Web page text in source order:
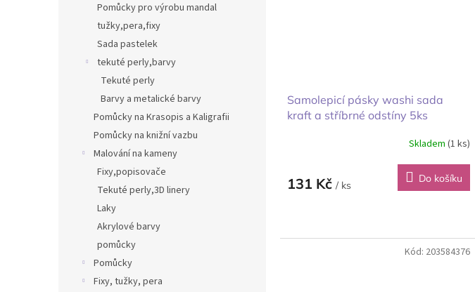
Pomůcky pro výrobu mandal
tužky,pera,fixy
Sada pastelek
tekuté perly,barvy
Tekuté perly
Barvy a metalické barvy
Pomůcky na Krasopis a Kaligrafii
Pomůcky na knižní vazbu
Malování na kameny
Fixy,popisovače
Tekuté perly,3D linery
Laky
Akrylové barvy
pomůcky
Pomůcky
Fixy, tužky, pera
Samolepicí pásky washi sada
kraft a stříbrné odstíny 5ks
Skladem (1 ks)
131 Kč / ks
Do košíku
Kód: 203584376